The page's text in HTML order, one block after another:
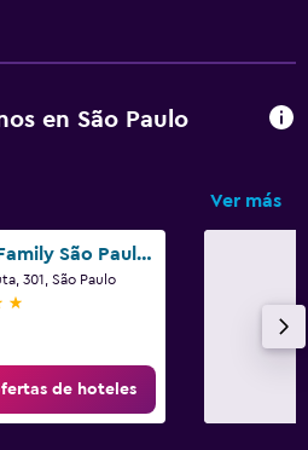
en São Paulo
Ver más
Hotel Family São Paulo - No Shopping Family - No Brás
301, São Paulo
de hoteles